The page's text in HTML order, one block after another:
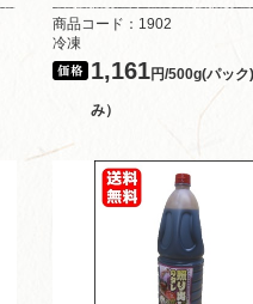
商品コード：1902
冷凍
1,161円/500g(パッ
み）